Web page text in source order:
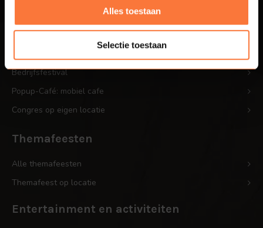
Alles toestaan
Selectie toestaan
Bedrijfsfeest op eigen locatie
Personeelsfeest op eigen locatie
Bedrijfsfestival
Popup-Café: mobiel cafe
Congres op eigen locatie
Themafeesten
Alle themafeesten
Themafeest op locatie
Entertainment en activiteiten